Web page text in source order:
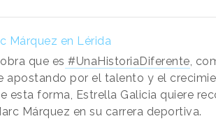
Márquez en Lérida
que es #UnaHistoriaDiferente,
apostando por el talento y el
esta forma, Estrella Galicia quiere
Márquez en su carrera deportiva.